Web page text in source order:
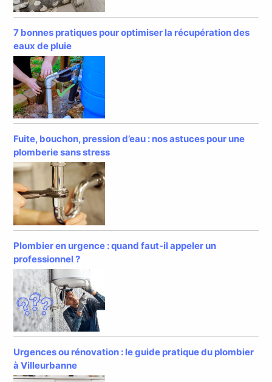
7 bonnes pratiques pour optimiser la récupération des
eaux de pluie
Fuite, bouchon, pression d’eau : nos astuces pour une
plomberie sans stress
Plombier en urgence : quand faut-il appeler un
professionnel ?
Urgences ou rénovation : le guide pratique du plombier
à Villeurbanne